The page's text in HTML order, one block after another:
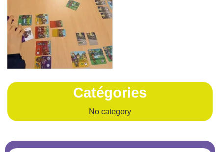
Catégories
No category